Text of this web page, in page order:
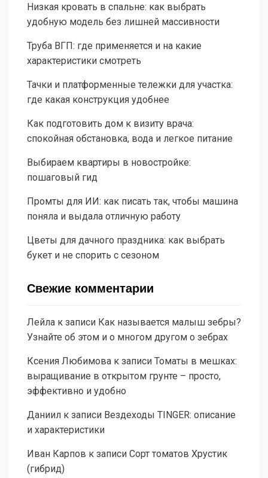
Низкая кровать в спальне: как выбрать
удобную модель без лишней массивности
Труба ВГП: где применяется и на какие
характеристики смотреть
Тачки и платформенные тележки для участка:
где какая конструкция удобнее
Как подготовить дом к визиту врача:
спокойная обстановка, вода и легкое питание
Выбираем квартиры в новостройке:
пошаговый гид
Промты для ИИ: как писать так, чтобы машина
поняла и выдала отличную работу
Цветы для дачного праздника: как выбрать
букет и не спорить с сезоном
Свежие комментарии
Лейла к записи Как называется малыш зебры?
Узнайте об этом и о многом другом о зебрах
Ксения Любимова к записи Томаты в мешках:
выращивание в открытом грунте – просто,
эффективно и удобно
Даниил к записи Вездеходы TINGER: описание
и характеристики
Иван Карпов к записи Сорт томатов Хрустик
(гибрид)